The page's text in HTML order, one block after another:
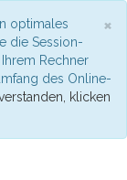
×
optimales
die Session-
Rechner
des Online-
klicken